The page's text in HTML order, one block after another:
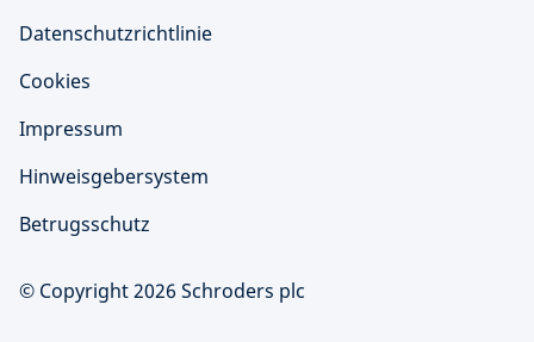
Datenschutzrichtlinie
Cookies
Impressum
Hinweisgebersystem
Betrugsschutz
© Copyright 2026 Schroders plc